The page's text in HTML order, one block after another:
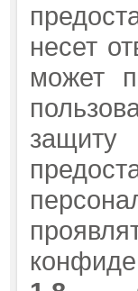
несет
может